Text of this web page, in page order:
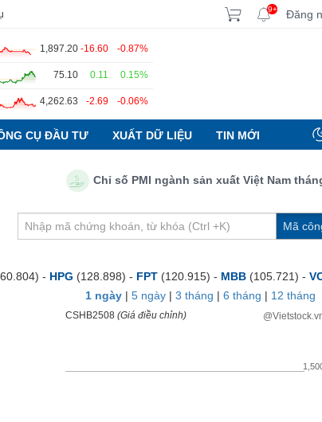
9+ Đăng
1,897.20 -16.60 -0.87%
75.10 0.11 0.15%
4,262.63 -2.69 -0.06%
CỤ ĐẦU TƯ XUẤT DỮ LIỆU TIN MỚI
Chỉ số PMI ngành sản xuất Việt Nam tháng
Mã
- HPG (128.898) - FPT (120.915) - MBB (105.721) -
1 ngày | 5 ngày | 3 tháng | 6 tháng | 12 tháng
CSHB2508(Giá điều chỉnh)
ngữ Dịch vụ
TƯ